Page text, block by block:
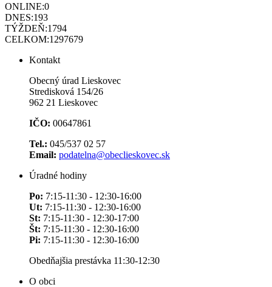
ONLINE:0
DNES:193
TÝŽDEŇ:1794
CELKOM:1297679
Kontakt
Obecný úrad Lieskovec
Stredisková 154/26
962 21 Lieskovec
IČO: 00647861
Tel.: 045/537 02 57
Email: podatelna@obeclieskovec.sk
Úradné hodiny
Po: 7:15-11:30 - 12:30-16:00
Ut: 7:15-11:30 - 12:30-16:00
St: 7:15-11:30 - 12:30-17:00
Št: 7:15-11:30 - 12:30-16:00
Pi: 7:15-11:30 - 12:30-16:00
Obedňajšia prestávka 11:30-12:30
O obci